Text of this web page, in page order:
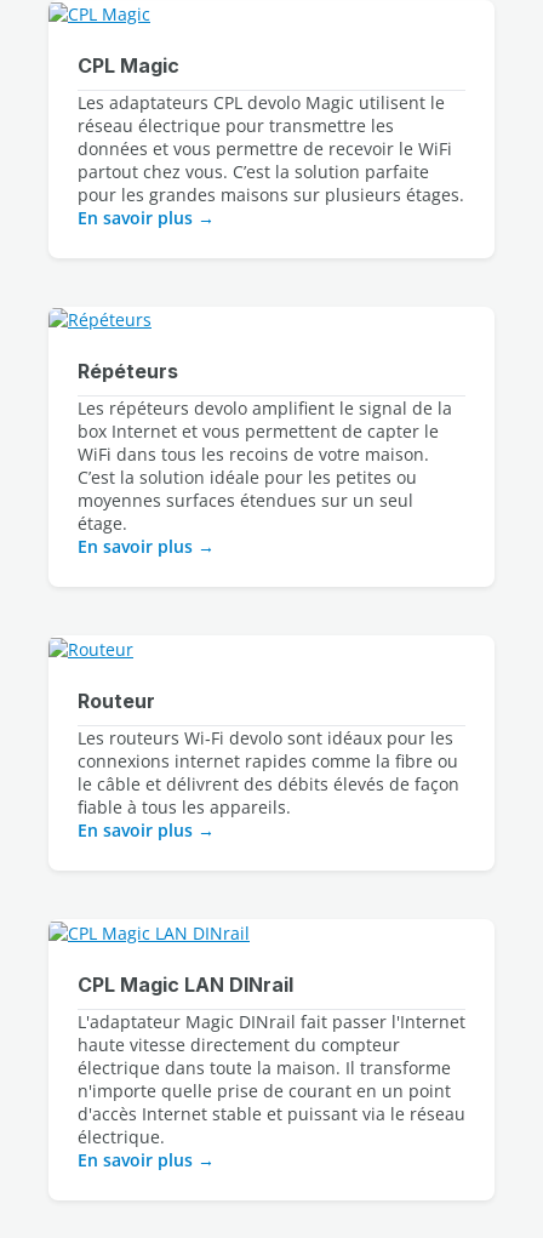
CPL Magic
Les adaptateurs CPL devolo Magic utilisent le
réseau électrique pour transmettre les
données et vous permettre de recevoir le WiFi
partout chez vous. C’est la solution parfaite
En savoir plus
Répéteurs
Les répéteurs devolo amplifient le signal de la
box Internet et vous permettent de capter le
WiFi dans tous les recoins de votre maison.
C’est la solution idéale pour les petites ou
moyennes surfaces étendues sur un seul
En savoir plus
Routeur
Les routeurs Wi‑Fi devolo sont idéaux pour les
connexions internet rapides comme la fibre ou
le câble et délivrent des débits élevés de façon
En savoir plus
CPL Magic LAN DINrail
L'adaptateur Magic DINrail fait passer l'Internet
haute vitesse directement du compteur
électrique dans toute la maison. Il transforme
n'importe quelle prise de courant en un point
d'accès Internet stable et puissant via le réseau
électrique.
En savoir plus